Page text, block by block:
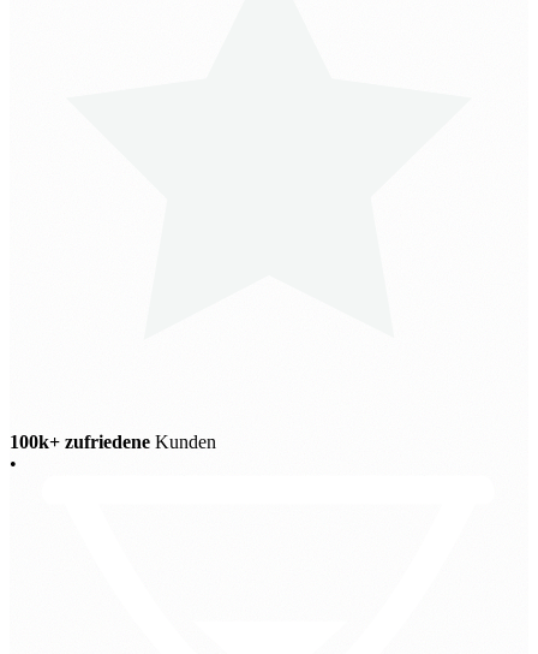
100k+ zufriedene Kunden
•